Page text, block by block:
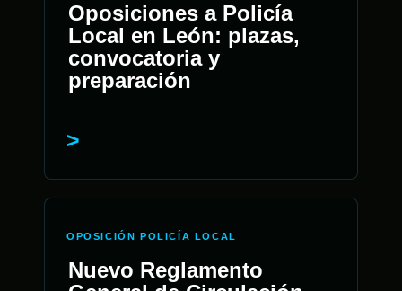
Oposiciones a Policía
Local en León: plazas,
convocatoria y
preparación
OPOSICIÓN POLICÍA LOCAL
Nuevo Reglamento